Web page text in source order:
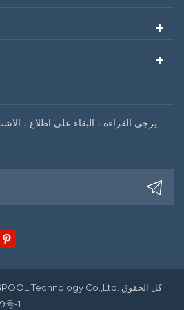
يرجى القراءة ، البقاء على اطلاع ،
号-1